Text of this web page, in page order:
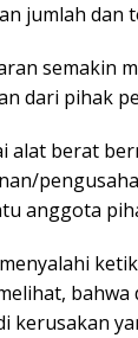
jumlah dan
semakin
dari pihak
alat berat
anggota
bahwa
kerusakan